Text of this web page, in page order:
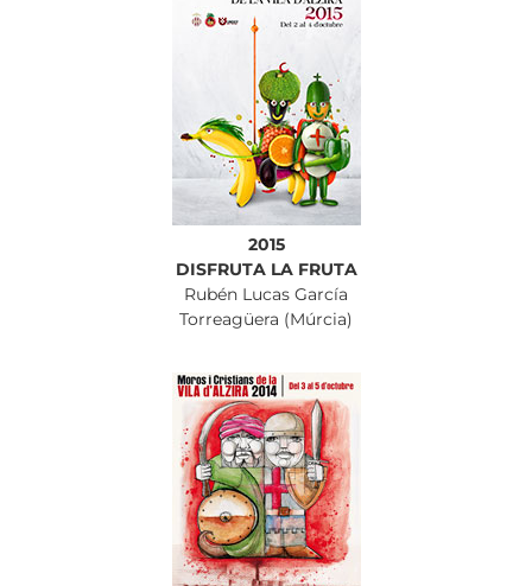
2015
DISFRUTA LA FRUTA
Rubén Lucas García
Torreagüera (Múrcia)